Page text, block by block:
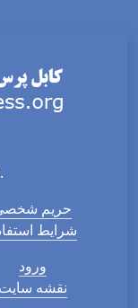
حریم
شرایط
ورود
نقشه سایت